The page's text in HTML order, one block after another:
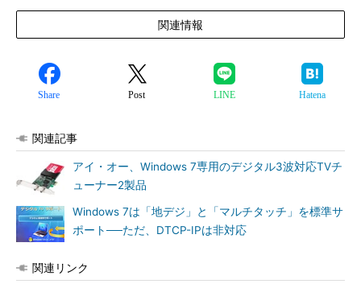
関連情報
Share Post LINE Hatena
関連記事
アイ・オー、Windows 7専用のデジタル3波対応TVチ
ューナー2製品
Windows 7は「地デジ」と「マルチタッチ」を標準サ
ポート──ただ、DTCP-IPは非対応
関連リンク